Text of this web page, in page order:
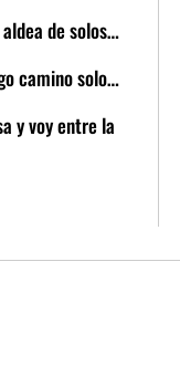
de solos…
camino solo…
y voy entre la